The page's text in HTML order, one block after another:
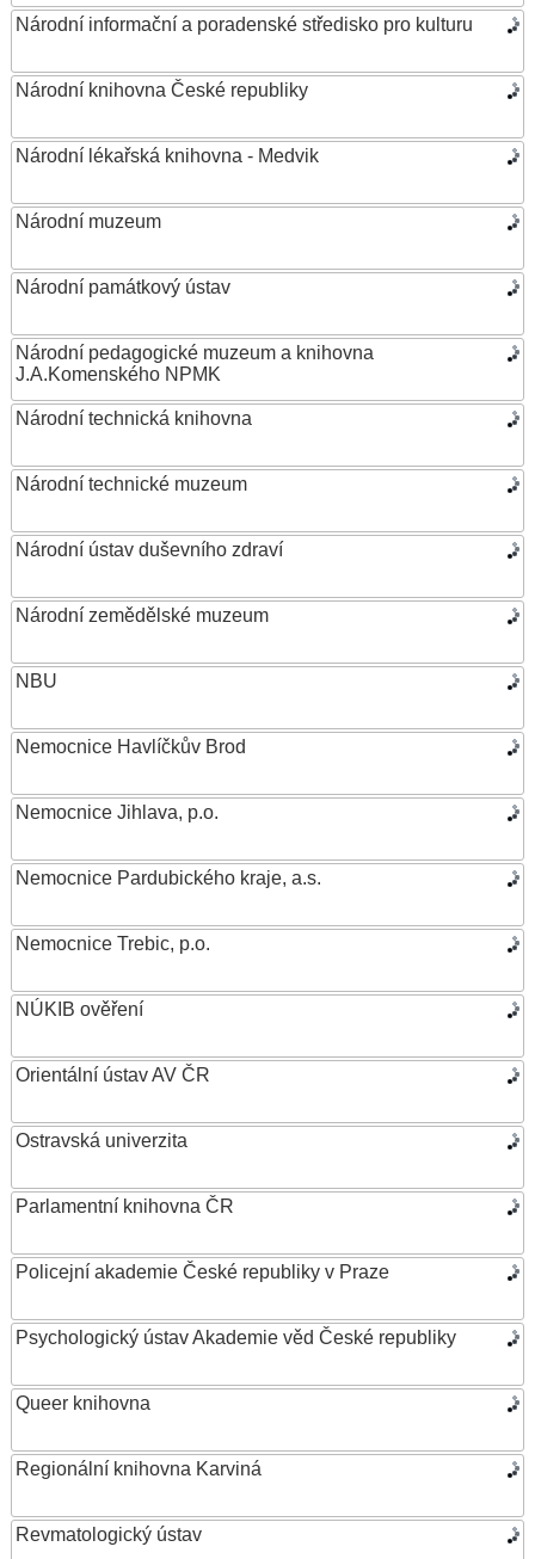
Národní informační a poradenské středisko pro kulturu
Národní knihovna České republiky
Národní lékařská knihovna - Medvik
Národní muzeum
Národní památkový ústav
Národní pedagogické muzeum a knihovna
J.A.Komenského NPMK
Národní technická knihovna
Národní technické muzeum
Národní ústav duševního zdraví
Národní zemědělské muzeum
NBU
Nemocnice Havlíčkův Brod
Nemocnice Jihlava, p.o.
Nemocnice Pardubického kraje, a.s.
Nemocnice Trebic, p.o.
NÚKIB ověření
Orientální ústav AV ČR
Ostravská univerzita
Parlamentní knihovna ČR
Policejní akademie České republiky v Praze
Psychologický ústav Akademie věd České republiky
Queer knihovna
Regionální knihovna Karviná
Revmatologický ústav